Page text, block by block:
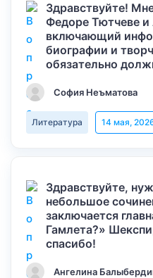
Здравствуйте!
Федоре Тютчеве
включающий
биографии и
обязательно
София Неъматова
Литература 14 мая,
Здравствуйте,
небольшое
заключается
Гамлета?»
спасибо!
Ангелина